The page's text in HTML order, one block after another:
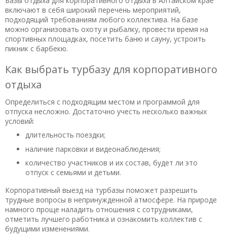
включают в себя широкий перечень мероприятий,
подходящий требованиям любого коллектива. На базе
можно организовать охоту и рыбалку, провести время на
спортивных площадках, посетить баню и сауну, устроить
пикник с барбекю.
Как выбрать турбазу для корпоративного
отдыха
Определиться с подходящим местом и программой для
отпуска несложно. Достаточно учесть несколько важных
условий:
длительность поездки;
наличие парковки и видеонаблюдения;
количество участников и их состав, будет ли это
отпуск с семьями и детьми.
Корпоративный выезд на турбазы поможет разрешить
трудные вопросы в непринужденной атмосфере. На природе
намного проще наладить отношения с сотрудниками,
отметить лучшего работника и ознакомить коллектив с
будущими изменениями.